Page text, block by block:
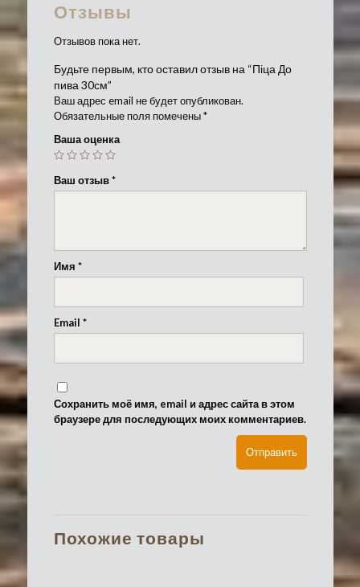
Отзывы
Отзывов пока нет.
Будьте первым, кто оставил отзыв на “Піца До
пива 30см”
Ваш адрес email не будет опубликован.
Обязательные поля помечены*
Ваша оценка
Ваш отзыв*
Имя *
Email *
Сохранить моё имя, email и адрес сайта в этом
браузере для последующих моих комментариев.
Похожие товары